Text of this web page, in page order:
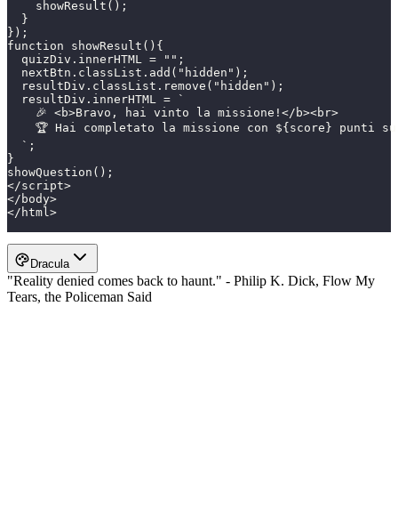
    showResult();
  }
});
function showResult(){
  quizDiv.innerHTML = "";
  nextBtn.classList.add("hidden");
  resultDiv.classList.remove("hidden");
  resultDiv.innerHTML = `
    🎉 <b>Bravo, hai vinto la missione!</b><br>
🏆 Hai completato la missione con ${score} punti
  `;
}
showQuestion();
</script>
</body>
</html>
Dracula
"Reality denied comes back to haunt." - Philip K. Dick, Flow My
Tears, the Policeman Said